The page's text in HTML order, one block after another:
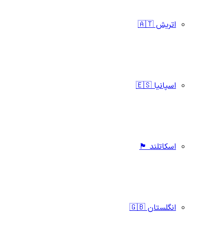
اتریش 🇦🇹
اسپانیا 🇪🇸
اسکاتلند 🏴󠁧󠁢󠁳󠁣󠁴󠁿
انگلستان 🇬🇧